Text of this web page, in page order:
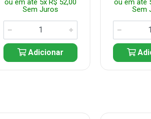
ou em até 5x R$ 52,00
Sem Juros
Adicionar
ou em até
Sem